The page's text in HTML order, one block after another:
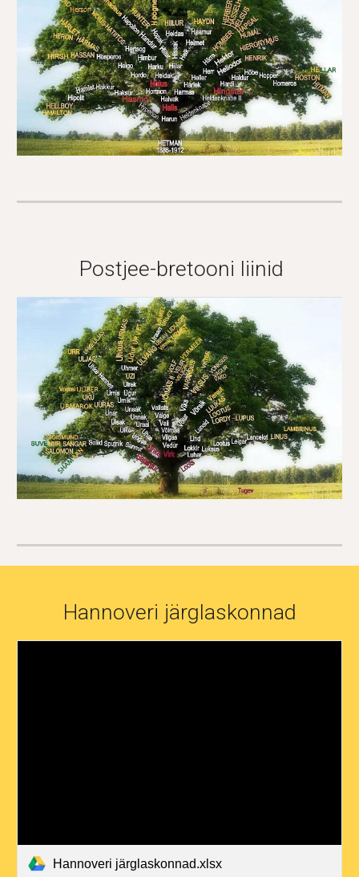
Postjee-bretooni liinid
Hannoveri järglaskonnad
Hannoveri järglaskonnad.xlsx